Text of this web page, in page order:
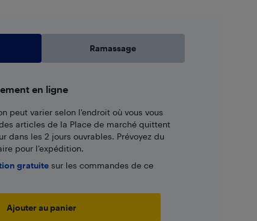
Ramassage
en ligne
peut varier selon l'endroit où vous vous
articles de la Place de marché quittent
dans les 2 jours ouvrables. Prévoyez du
pour l’expédition.
gratuitesur les commandes de ce
Ajouter au panier